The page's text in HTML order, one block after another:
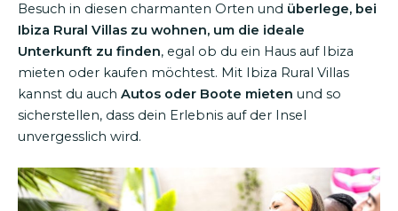
Besuch in diesen charmanten Orten und überlege, bei
Ibiza Rural Villas zu wohnen, um die ideale
Unterkunft zu finden, egal ob du ein Haus auf Ibiza
mieten oder kaufen möchtest. Mit Ibiza Rural Villas
kannst du auch Autos oder Boote mieten und so
sicherstellen, dass dein Erlebnis auf der Insel
unvergesslich wird.